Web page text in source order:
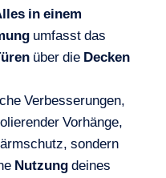
in einem
umfasst das
über dieDecken
Verbesserungen,
Vorhänge,
sondern
Nutzungdeines